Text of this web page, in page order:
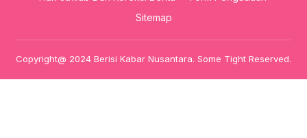
Sitemap
Copyright@ 2024 Berisi Kabar Nusantara. Some Tight Reserved.